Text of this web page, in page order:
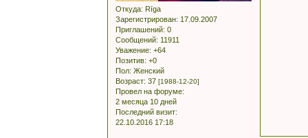
Откуда: Rīga
Зарегистрирован: 17.09.2007
Приглашений: 0
Сообщений: 11911
Уважение: +64
Позитив: +0
Пол: Женский
Возраст: 37 [1988-12-20]
Провел на форуме:
2 месяца 10 дней
Последний визит:
22.10.2016 17:18